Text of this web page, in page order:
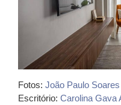
Fotos: João Paulo
Escritório: Carolina Gava